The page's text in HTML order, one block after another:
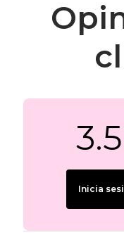
3.5
Inicia